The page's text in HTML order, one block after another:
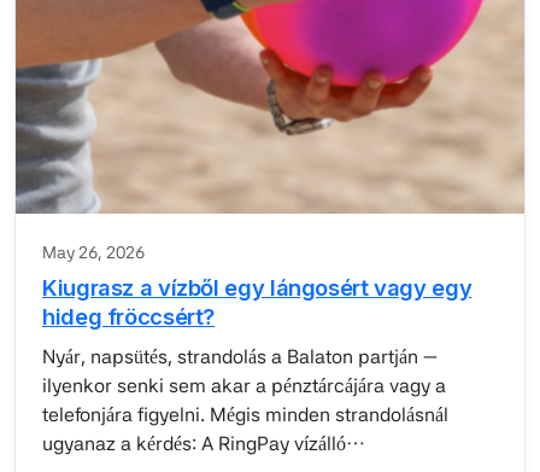
May 26, 2026
Kiugrasz a vízből egy lángosért vagy egy
hideg fröccsért?
Nyár, napsütés, strandolás a Balaton partján —
ilyenkor senki sem akar a pénztárcájára vagy a
telefonjára figyelni. Mégis minden strandolásnál
ugyanaz a kérdés: A RingPay vízálló…